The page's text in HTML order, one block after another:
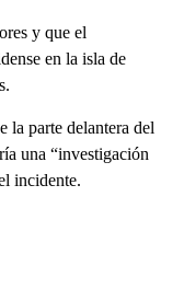
y que el
en la isla de
parte delantera del
una “investigación
incidente.